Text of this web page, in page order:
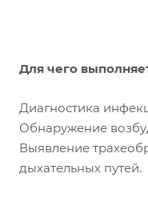
Для чего
Диагностика
Обнаружение
Выявление
дыхательных путей.